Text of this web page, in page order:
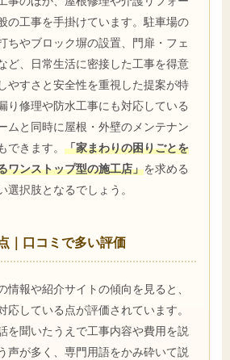
の工事を手掛けています。駐車場の
ちやブロック塀の設置、門扉・フェ
ど、日常生活に密接した工事を得意
やすさと安全性を重視した提案が特
り修理や防水工事にも対応している
ムと同時に屋根・外壁のメンテナン
できます。 「家まわりの困りごとを
ワンストップ型の施工店」を求める
選択肢となるでしょう。
｜口コミで多い評価
情報や紹介サイトの傾向を見ると、
応している点が評価されています。
を聞いたうえで工事内容や費用を説
声が多く、専門用語をかみ砕いて説